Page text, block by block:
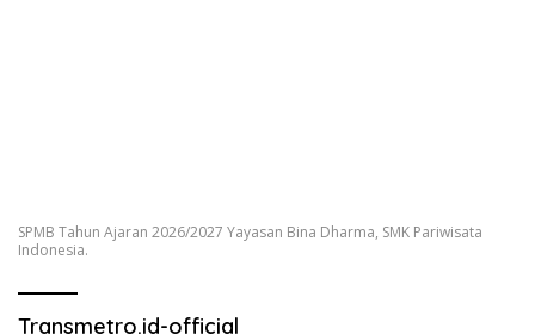
SPMB Tahun Ajaran 2026/2027 Yayasan Bina Dharma, SMK Pariwisata
Indonesia.
Transmetro.id-official